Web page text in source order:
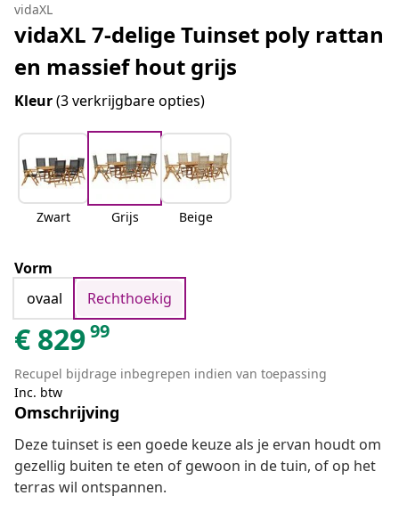
vidaXL
vidaXL 7-delige Tuinset poly rattan
en massief hout grijs
Kleur(3 verkrijgbare opties)
Zwart Grijs Beige
Vorm
ovaal
Rechthoekig
€ 82999
Recupel bijdrage inbegrepen indien van toepassing
Inc. btw
Omschrijving
Deze tuinset is een goede keuze als je ervan houdt om
gezellig buiten te eten of gewoon in de tuin, of op het
terras wil ontspannen.